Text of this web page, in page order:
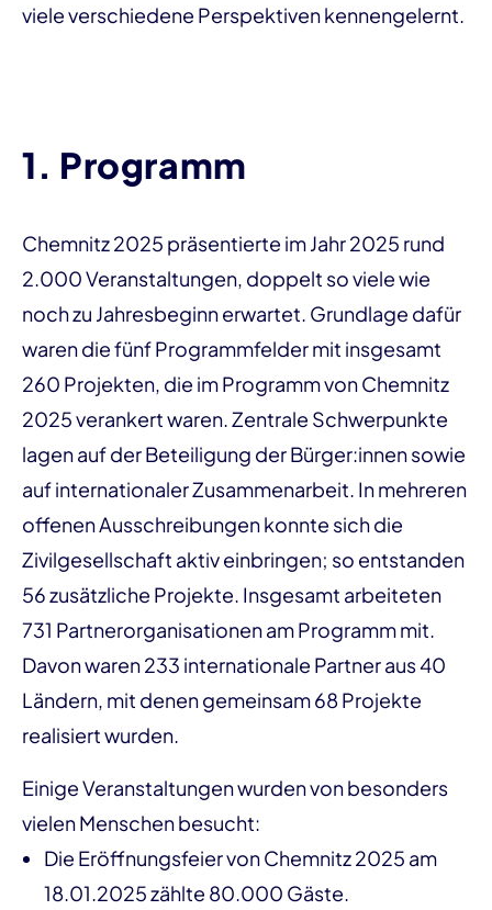
viele verschiedene Perspektiven kennengelernt.
1. Programm
Chemnitz 2025 präsentierte im Jahr 2025 rund
2.000 Veranstaltungen, doppelt so viele wie
noch zu Jahresbeginn erwartet. Grundlage dafür
waren die fünf Programmfelder mit insgesamt
260 Projekten, die im Programm von Chemnitz
2025 verankert waren. Zentrale Schwerpunkte
lagen auf der Beteiligung der Bürger:innen sowie
auf internationaler Zusammenarbeit. In mehreren
offenen Ausschreibungen konnte sich die
Zivilgesellschaft aktiv einbringen; so entstanden
56 zusätzliche Projekte. Insgesamt arbeiteten
731 Partnerorganisationen am Programm mit.
Davon waren 233 internationale Partner aus 40
Ländern, mit denen gemeinsam 68 Projekte
realisiert wurden.
Einige Veranstaltungen wurden von besonders
vielen Menschen besucht:
Die Eröffnungsfeier von Chemnitz 2025 am
18.01.2025 zählte 80.000 Gäste.